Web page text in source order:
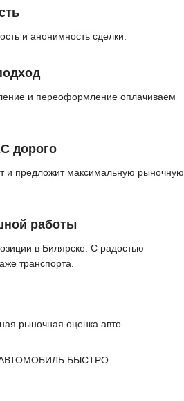
и анонимность сделки.
и переоформление оплачиваем
дорого
и предложит максимальную рыночную
работы
в Билярске. С радостью
транспорта.
рыночная оценка авто.
БЫСТРО